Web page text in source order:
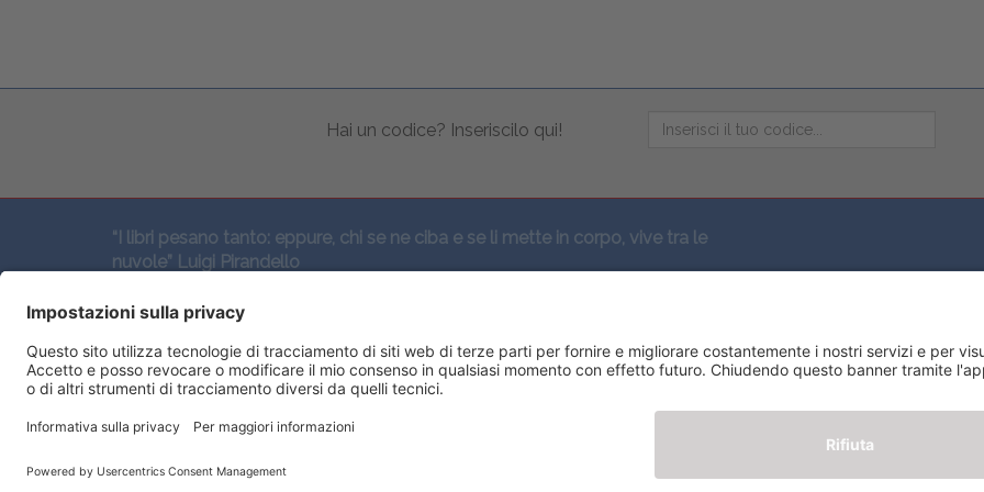
Hai un codice? Inseriscilo qui!
“I libri pesano tanto: eppure, chi se ne ciba e se li mette in corpo, vive tra le
nuvole” Luigi Pirandello
SEGUICI QUI: